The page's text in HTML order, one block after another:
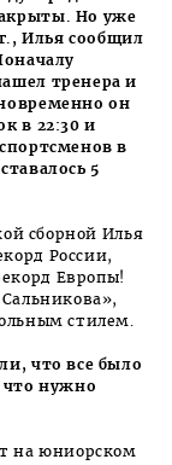
Но уже
Илья сообщил
тренера и
он
в 22:30 и
в
5
сборной Илья
России,
Европы!
стилем.
что все было
что нужно
на юниорском